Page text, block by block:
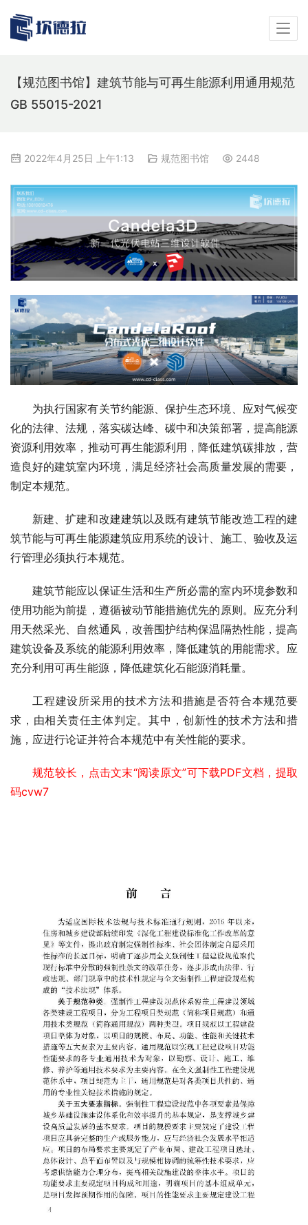
【规范图书馆】建筑节能与可再生能源利用通用规范
GB 55015-2021
2022年4月25日 上午1:13 规范图书馆 2448
为执行国家有关节约能源、保护生态环境、应对气候变
化的法律、法规，落实碳达峰、碳中和决策部署，提高能源
资源利用效率，推动可再生能源利用，降低建筑碳排放，营
造良好的建筑室内环境，满足经济社会高质量发展的需要，
制定本规范。
新建、扩建和改建建筑以及既有建筑节能改造工程的建
筑节能与可再生能源建筑应用系统的设计、施工、验收及运
行管理必须执行本规范。
建筑节能应以保证生活和生产所必需的室内环境参数和
使用功能为前提，遵循被动节能措施优先的原则。应充分利
用天然采光、自然通风，改善围护结构保温隔热性能，提高
建筑设备及系统的能源利用效率，降低建筑的用能需求。应
充分利用可再生能源，降低建筑化石能源消耗量。
工程建设所采用的技术方法和措施是否符合本规范要
求，由相关责任主体判定。其中，创新性的技术方法和措
施，应进行论证并符合本规范中有关性能的要求。
规范较长，点击文末“阅读原文”可下载PDF文档，提取
码cvw7